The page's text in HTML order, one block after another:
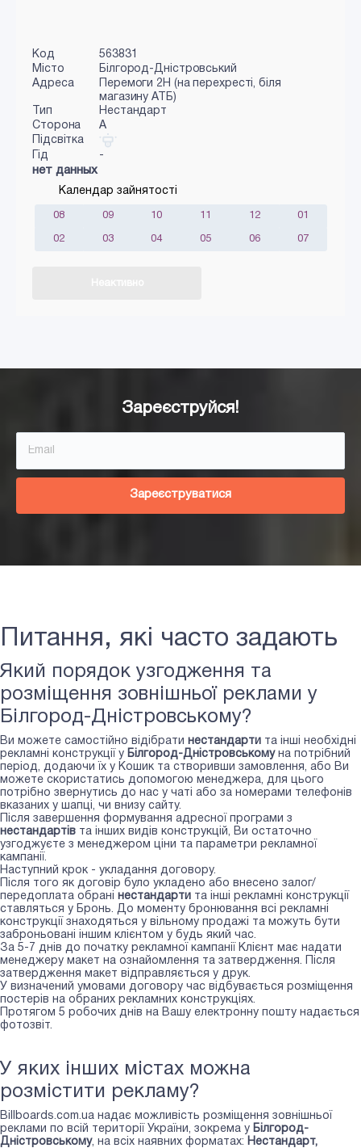
Код
563831
Місто
Білгород-Дністровський
Адреса
Перемоги 2Н (на перехресті, біля
магазину АТБ)
Тип
Нестандарт
Сторона
A
Підсвітка
Гід
-
нет данных
Календар зайнятості
08 09 10 11 12 01
02 03 04 05 06 07
Зареєструйся!
Зареєструватися
Питання, які часто задають
Який порядок узгодження та
розміщення зовнішньої реклами у
Білгород-Дністровському?
Ви можете самостійно відібрати нестандарти та інші необхідні
рекламні конструкції у Білгород-Дністровськомуна потрібний
період, додаючи їх у Кошик та створивши замовлення, або Ви
можете скористатись допомогою менеджера, для цього
потрібно звернутись до нас у чаті або за номерами телефонів
вказаних у шапці, чи внизу сайту.
Після завершення формування адресної програми з
нестандартів та інших видів конструкцій, Ви остаточно
узгоджуєте з менеджером ціни та параметри рекламної
кампанії.
Наступний крок - укладання договору.
Після того як договір було укладено або внесено залог/
передоплата обрані нестандарти та інші рекламні конструкції
ставляться у Бронь. До моменту бронювання всі рекламні
конструкції знаходяться у вільному продажі та можуть бути
заброньовані іншим клієнтом у будь який час.
За 5-7 днів до початку рекламної кампанії Клієнт має надати
менеджеру макет на ознайомлення та затвердження. Після
затвердження макет відправляється у друк.
У визначений умовами договору час відбувається розміщення
постерів на обраних рекламних конструкціях.
Протягом 5 робочих днів на Вашу електронну пошту надається
фотозвіт.
У яких інших містах можна
розмістити рекламу?
Billboards.com.ua надає можливість розміщення зовнішньої
реклами по всій території України, зокрема у Білгород-
Дністровському, на всіх наявних форматах: Нестандарт,